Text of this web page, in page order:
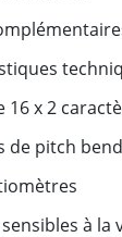
16 x 2
de pitch
sensibles à